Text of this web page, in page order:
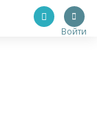
Войти